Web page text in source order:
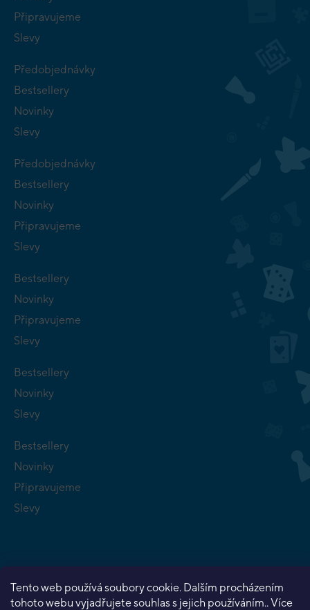
Tento web používá soubory cookie. Dalším procházením
tohoto webu vyjadřujete souhlas s jejich používáním.. Více
Připravujeme
Slevy
Předobjednávky
Bestsellery
Novinky
Slevy
Předobjednávky
Bestsellery
Novinky
Připravujeme
Slevy
Bestsellery
Novinky
Připravujeme
Slevy
Bestsellery
Novinky
Slevy
Bestsellery
Novinky
Připravujeme
Slevy
Copyright 2026 Planeta her . Všechna práva vyhrazena.